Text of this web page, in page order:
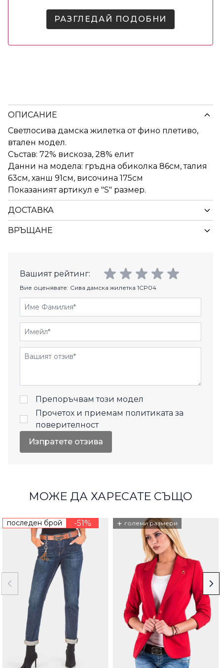
РАЗГЛЕДАЙ ПОДОБНИ
ОПИСАНИЕ
Светлосива дамска жилетка от фино плетиво,
втален модел.
Състав: 72% вискоза, 28% елит
Данни на модела: гръдна обиколка 86см, талия
63см, ханш 91см, височина 175см
Показаният артикул е "S" размер.
ДОСТАВКА
ВРЪЩАНЕ
Вашият рейтинг:
Вие оценявате: Сива дамска жилетка 1CP04
Име Фамилия
Имейл
Отзиви
Препоръчвам този модел
Прочетох и приемам политиката за
поверителност
Изпратете отзива
МОЖЕ ДА ХАРЕСАТЕ СЪЩО
последен брой -51% + големи размери